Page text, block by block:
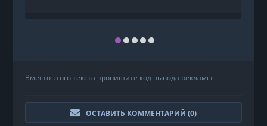
Вместо этого текста пропишите код вывода рекламы.
ОСТАВИТЬ КОММЕНТАРИЙ (0)